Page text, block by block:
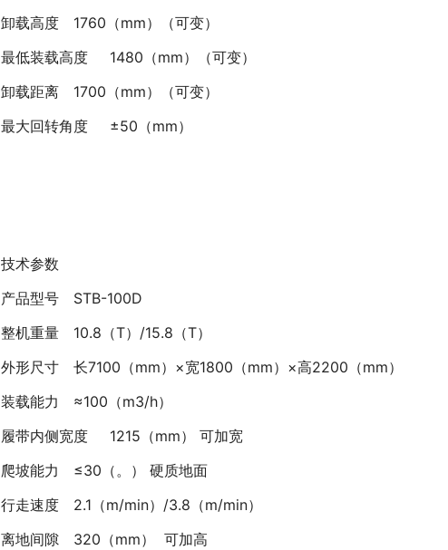
卸载高度
1760（mm）（可变）
最低装载高度
1480（mm）（可变）
卸载距离
1700（mm）（可变）
最大回转角度
±50（mm）
技术参数
产品型号
STB-100D
整机重量
10.8（T）/15.8（T）
外形尺寸
长7100（mm）×宽1800（mm）×高2200（mm）
装载能力
≈100（m3/h）
履带内侧宽度
1215（mm） 可加宽
爬坡能力
≤30（。） 硬质地面
行走速度
2.1（m/min）/3.8（m/min）
离地间隙
320（mm） 可加高